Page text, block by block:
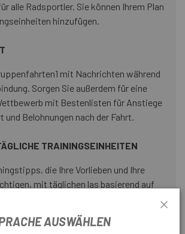
alle Radsportler. Sie können Ihrem Plan
hinzufügen.
mit Nachrichten während
Sorgen Sie außerdem für eine
mit Bestenlisten für Anstiege
und Belohnungen nach der Fahrt.
TRAININGSEINHEITEN
die Ihre Vorlieben und Ihre
mit täglichen las basierend auf
kompatiblen Leistungsmonitor und
AUSWÄHLEN